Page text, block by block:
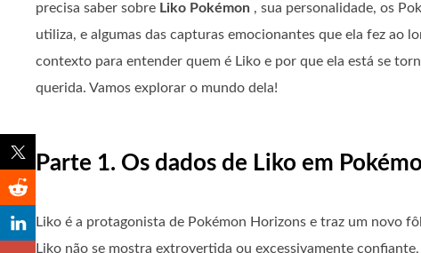
precisa saber sobre Liko Pokémon , sua personalidade, os
utiliza, e algumas das capturas emocionantes que ela fez ao
contexto para entender quem é Liko e por que ela está se
querida. Vamos explorar o mundo dela!
Parte 1. Os dados de Liko em
Liko é a protagonista de Pokémon Horizons e traz um novo
Liko não se mostra extrovertida ou excessivamente